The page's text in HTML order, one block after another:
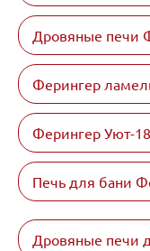
Дровяные печи
Ферингер
Ферингер Уют-
Печь для бани
Дровяные печи